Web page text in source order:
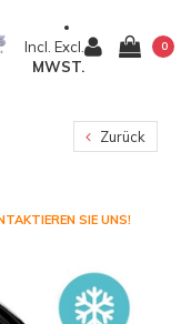
Incl. Excl.
MWST.
0
Zurück
SIE UNS!